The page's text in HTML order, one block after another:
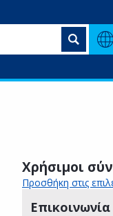
Χρήσιμοι
Προσθήκη στις
Επικοινωνία